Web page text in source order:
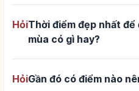
HỏiThời điểm đẹp nhất để
mùa có gì hay?
HỏiGần đó có điểm nào